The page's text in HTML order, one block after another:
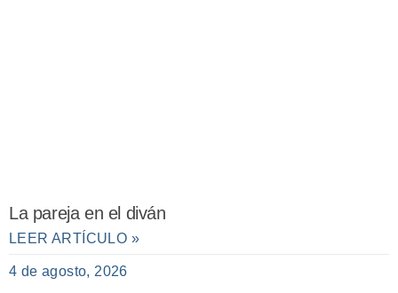
La pareja en el diván
LEER ARTÍCULO »
4 de agosto, 2026